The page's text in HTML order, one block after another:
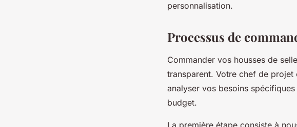
personnalisation.
Processus de
Commander vos housses de
transparent. Votre chef de
analyser vos besoins
budget.